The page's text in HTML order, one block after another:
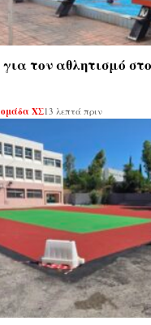
για τον αθλητισμό
ομάδα ΧΣ13 λεπτά πριν